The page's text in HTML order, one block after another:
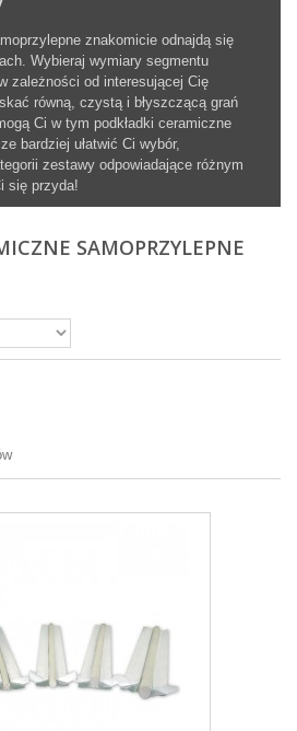
znakomicie odnajdą się
Wybieraj wymiary segmentu
zależności od interesującej Cię
równą, czystą i błyszczącą grań
Ci w tym podkładki ceramiczne
bardziej ułatwić Ci wybór,
zestawy odpowiadające różnym
się przyda!
SAMOPRZYLEPNE